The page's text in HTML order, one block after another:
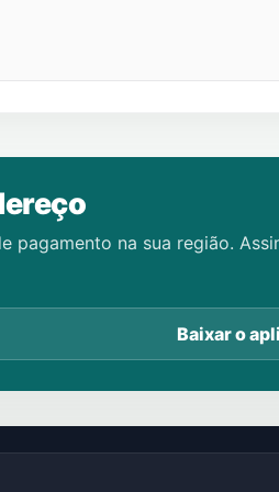
pagamento na sua região.
Baixar o